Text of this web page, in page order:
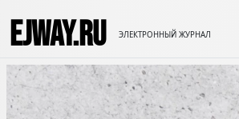
EJWAY.RU ЭЛЕКТРОННЫЙ ЖУРНАЛ